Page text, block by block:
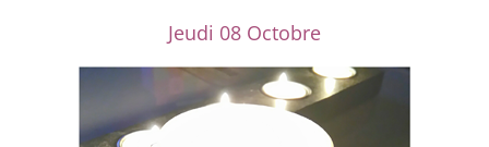
Jeudi 08 Octobre